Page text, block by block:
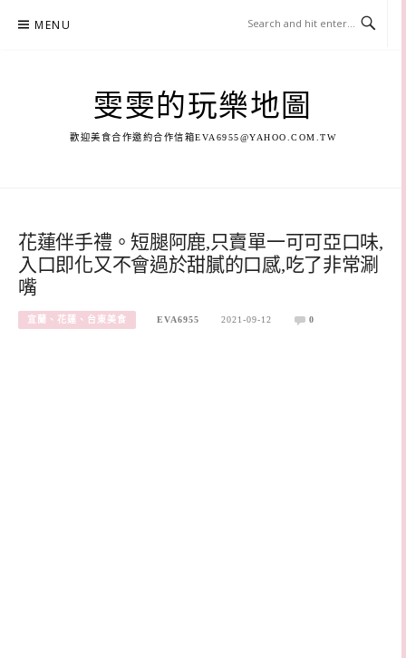
MENU
雯雯的玩樂地圖
歡迎美食合作邀約合作信箱EVA6955@YAHOO.COM.TW
花蓮伴手禮。短腿阿鹿,只賣單一可可亞口味,
入口即化又不會過於甜膩的口感,吃了非常涮
嘴
宜蘭、花蓮、台東美食 EVA6955 2021-09-12 0